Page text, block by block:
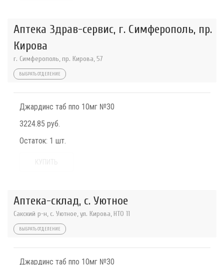
Аптека Здрав-сервис, г. Симферополь, пр.
Кирова
г. Симферополь, пр. Кирова, 57
ВЫБРАТЬ ОТДЕЛЕНИЕ
Джардинс таб ппо 10мг №30
3224.85 руб.
Остаток: 1 шт.
Аптека-склад, с. Уютное
Сакский р-н, с. Уютное, ул. Кирова, НТО 11
ВЫБРАТЬ ОТДЕЛЕНИЕ
Джардинс таб ппо 10мг №30